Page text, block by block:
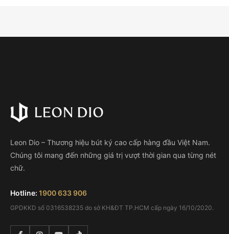
Leon Dio – Thương hiệu bút ký cao cấp hàng đầu Việt Nam.
Chúng tôi mang đến những giá trị vượt thời gian qua từng nét
chữ.
Hotline: 1900 633 906
GPDKKD số 0316538235 do sở KH&ĐT TP.HCM cấp ngày 16/10/2020.